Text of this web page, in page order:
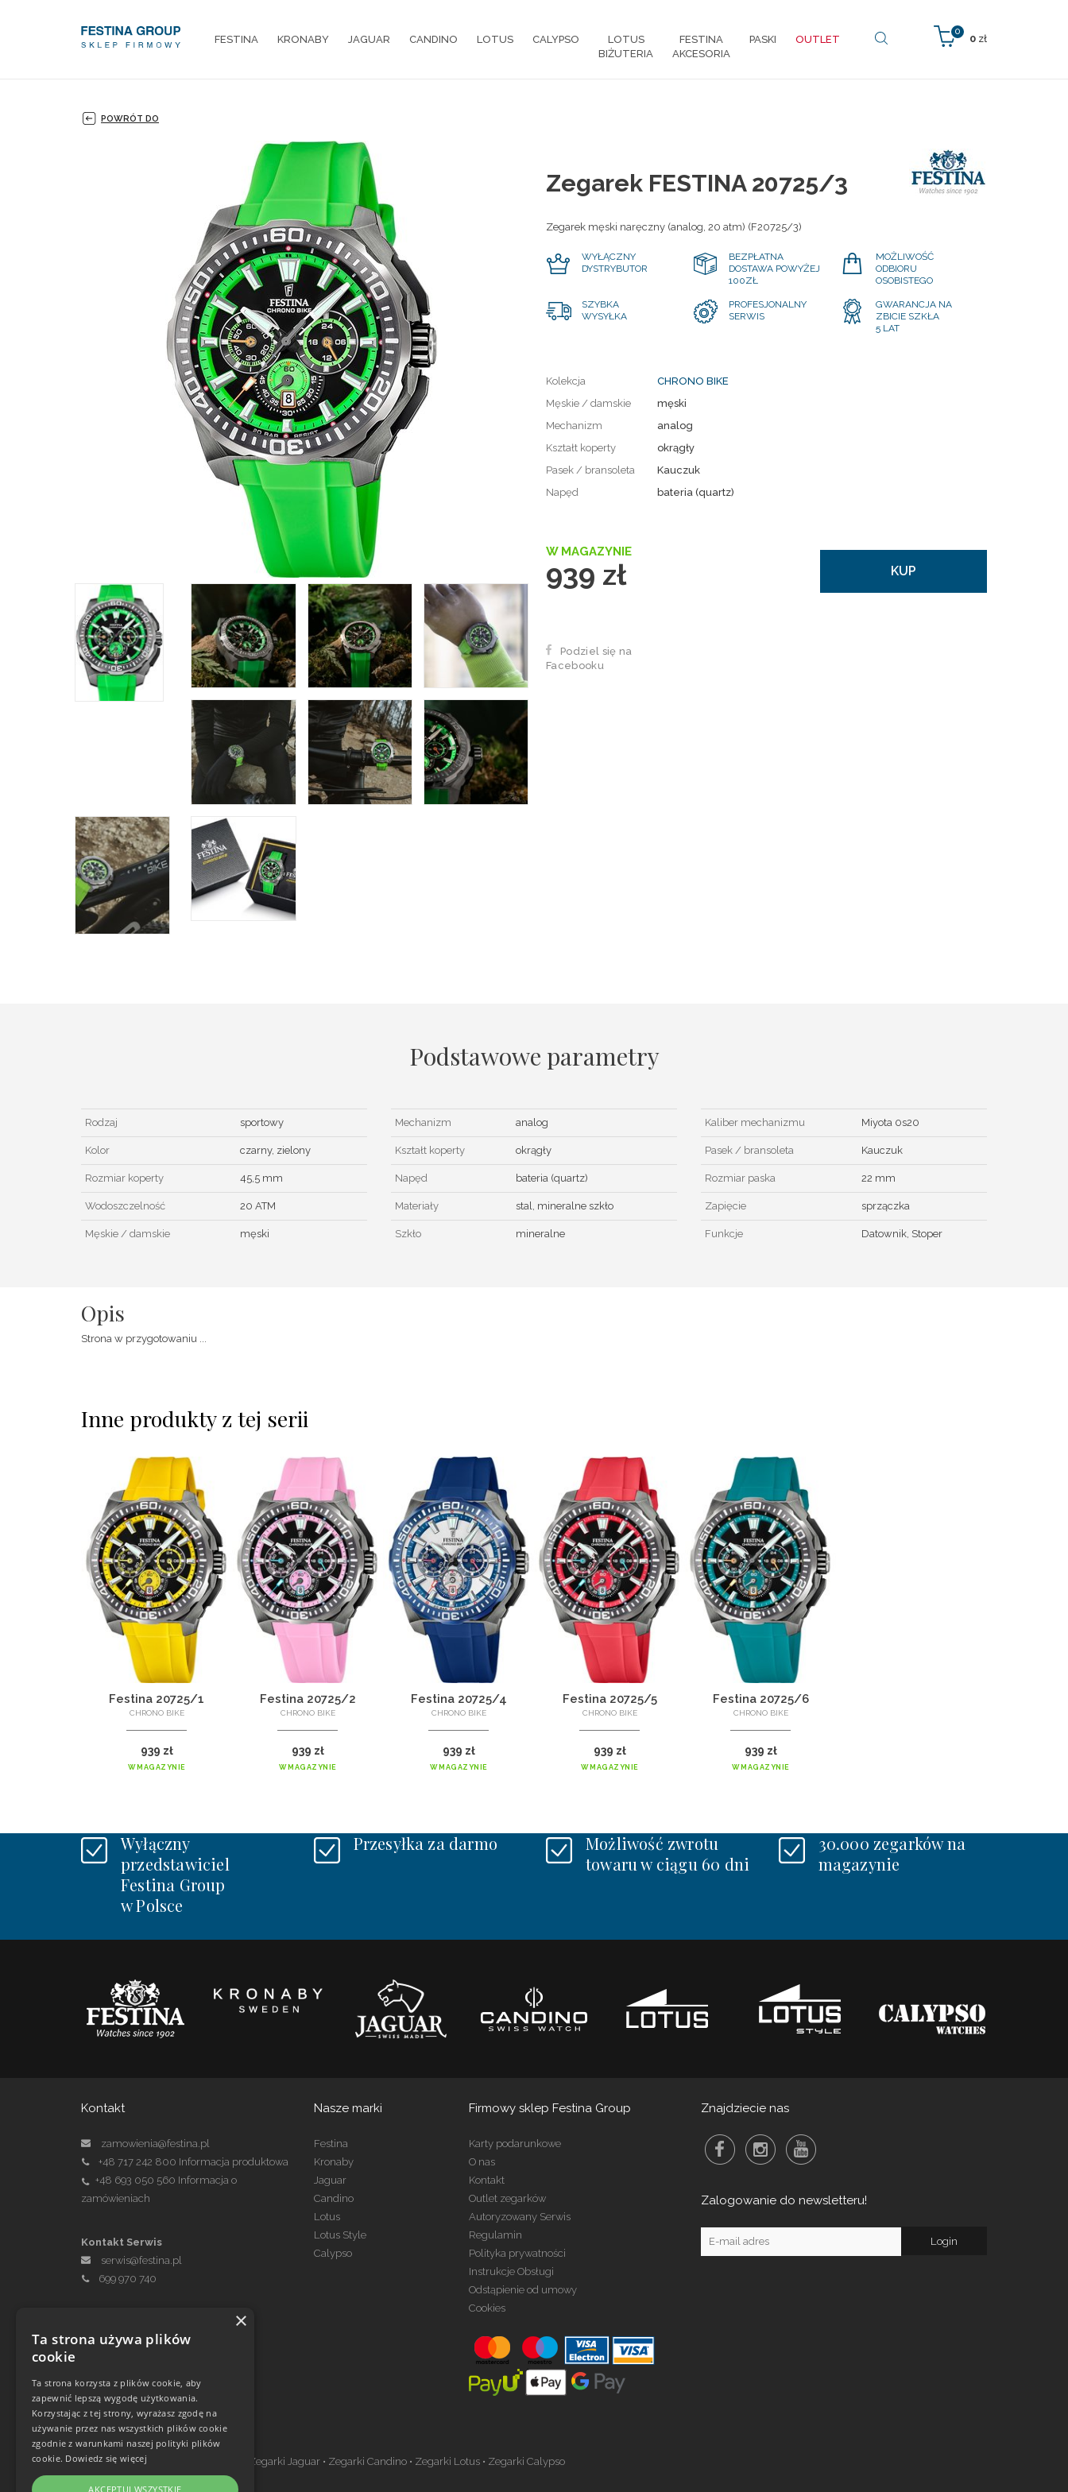
0
0 zł
FESTINA KRONABY JAGUAR CANDINO LOTUS CALYPSO
LOTUS
BIŻUTERIA
FESTINA
AKCESORIA
PASKI OUTLET
POWRÓT DO
Zegarek FESTINA 20725/3
Zegarek męski naręczny (analog, 20 atm) (F20725/3)
WYŁĄCZNY
DYSTRYBUTOR
BEZPŁATNA
DOSTAWA POWYŻEJ
100ZŁ
MOŻLIWOŚĆ
ODBIORU
OSOBISTEGO
SZYBKA
WYSYŁKA
PROFESJONALNY
SERWIS
GWARANCJA NA
ZBICIE SZKŁA
5 LAT
Kolekcja
CHRONO BIKE
Męskie / damskie
męski
Mechanizm
analog
Kształt koperty
okrągły
Pasek / bransoleta
Kauczuk
Napęd
bateria (quartz)
W MAGAZYNIE
939 zł KUP
Podziel się na
Facebooku
Podstawowe parametry
Rodzaj sportowy
Kolor czarny, zielony
Rozmiar koperty 45,5 mm
Wodoszczelność 20 ATM
Męskie / damskie męski
Mechanizm analog
Kształt koperty okrągły
Napęd bateria (quartz)
Materiały stal, mineralne szkło
Szkło mineralne
Kaliber mechanizmu Miyota 0s20
Pasek / bransoleta Kauczuk
Rozmiar paska 22 mm
Zapięcie sprzączka
Funkcje Datownik, Stoper
Opis
Strona w przygotowaniu ...
Inne produkty z tej serii
Festina 20725/1
CHRONO BIKE
939 zł
W MAGAZYNIE
Festina 20725/2
CHRONO BIKE
939 zł
W MAGAZYNIE
Festina 20725/4
CHRONO BIKE
939 zł
W MAGAZYNIE
Festina 20725/5
CHRONO BIKE
939 zł
W MAGAZYNIE
Festina 20725/6
CHRONO BIKE
939 zł
W MAGAZYNIE
Wyłączny
przedstawiciel
Festina Group
w Polsce
Przesyłka za darmo
Możliwość zwrotu
towaru w ciągu 60 dni
30.000 zegarków na
magazynie
Kontakt
zamowienia@festina.pl
+48 717 242 800 Informacja produktowa
+48 693 050 560 Informacja o
zamówieniach
Kontakt Serwis
serwis@festina.pl
699 970 740
Nasze marki
Festina
Kronaby
Jaguar
Candino
Lotus
Lotus Style
Calypso
Firmowy sklep Festina Group
Karty podarunkowe
O nas
Kontakt
Outlet zegarków
Autoryzowany Serwis
Regulamin
Polityka prywatności
Instrukcje Obsługi
Odstąpienie od umowy
Cookies
Znajdziecie nas
Zalogowanie do newsletteru!
Zegarki w ofercie
Zegarki Festina Zegarki Jaguar • Zegarki Candino • Zegarki Lotus • Zegarki Calypso
×
Ta strona używa plików
cookie
Ta strona korzysta z plików cookie, aby
zapewnić lepszą wygodę użytkowania.
Korzystając z tej strony, wyrażasz zgodę na
używanie przez nas wszystkich plików cookie
zgodnie z warunkami naszej polityki plików
cookie. Dowiedz się więcej
AKCEPTUJ WSZYSTKIE